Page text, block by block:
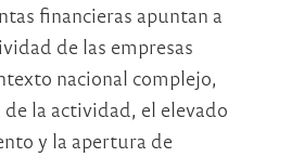
financieras apuntan a
de las empresas
nacional complejo,
la actividad, el elevado
y la apertura de